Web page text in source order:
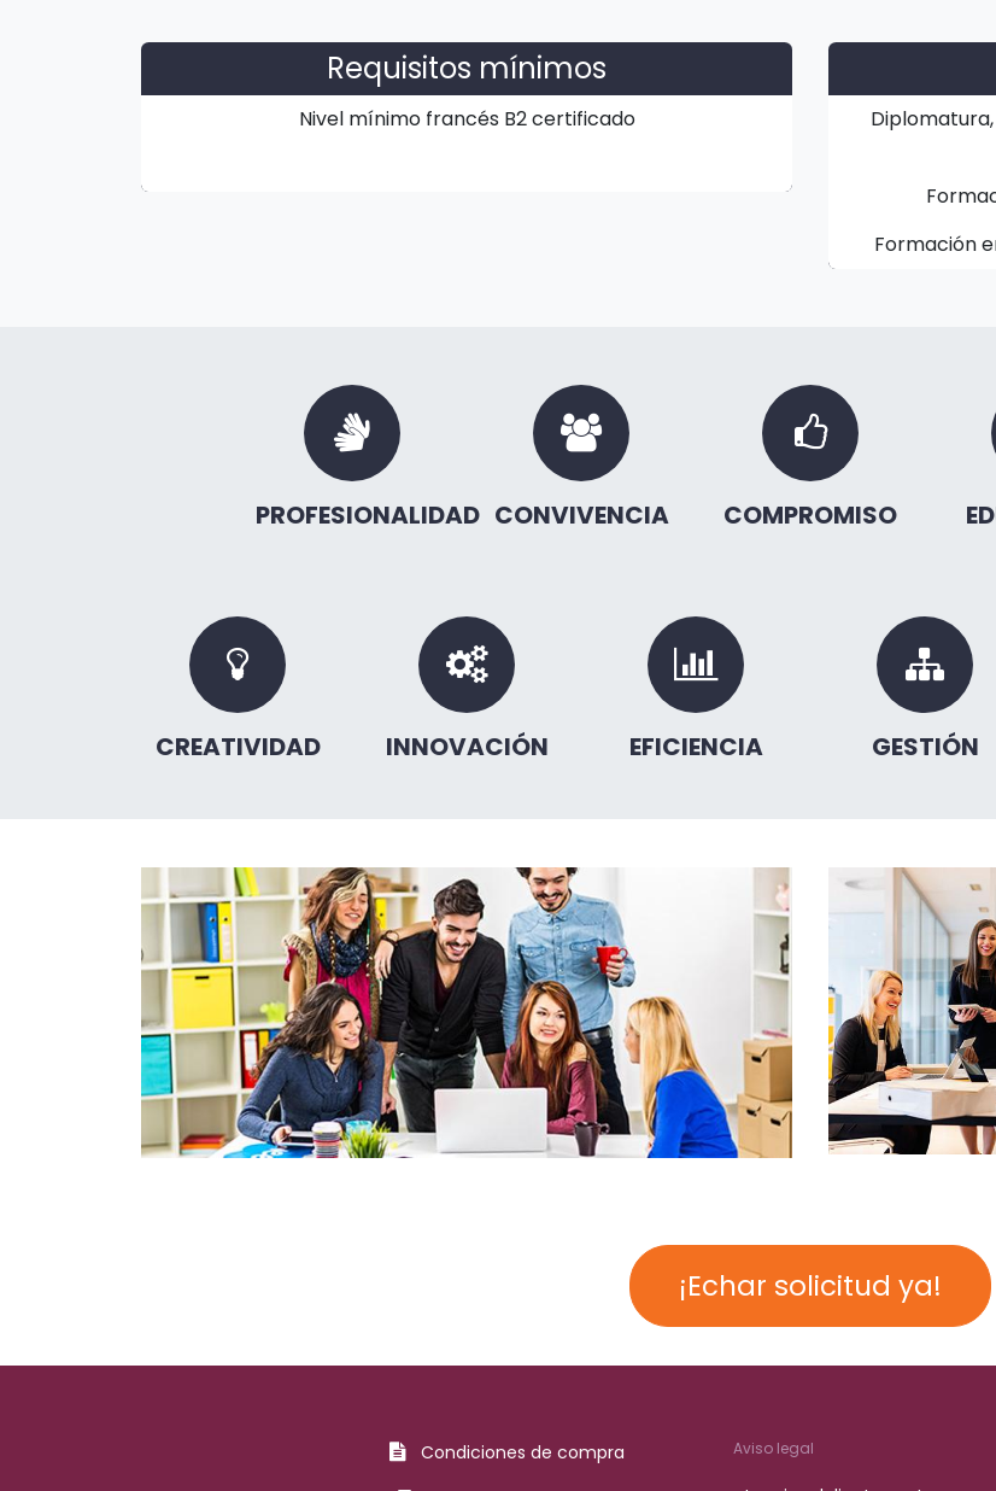
Requisitos mínimos
Nivel mínimo francés B2 certificado
Formación
PROFESIONALIDAD CONVIVENCIA COMPROMISO
CREATIVIDAD INNOVACIÓN EFICIENCIA GESTIÓN
¡Echar solicitud ya!
Condiciones de compra
Aviso legal